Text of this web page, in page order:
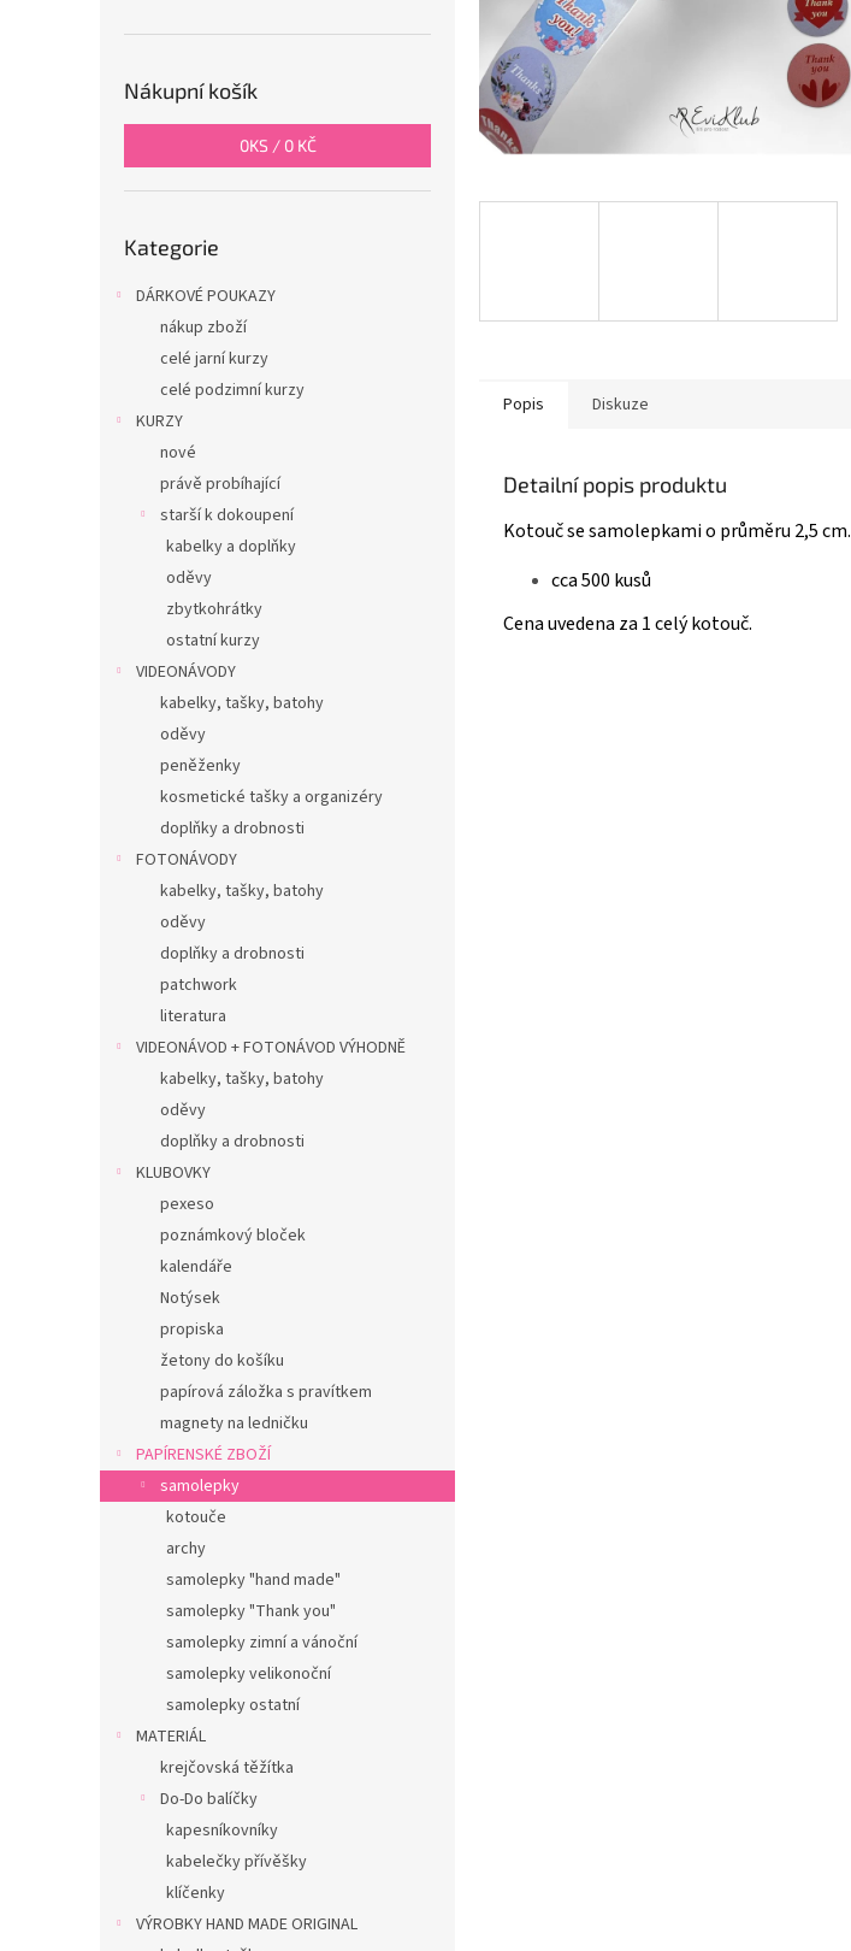
Nákupní košík
0KS / 0 KČ
kategorie
Kategorie
DÁRKOVÉ POUKAZY
nákup zboží
celé jarní kurzy
celé podzimní kurzy
KURZY
nové
právě probíhající
starší k dokoupení
kabelky a doplňky
oděvy
zbytkohrátky
ostatní kurzy
VIDEONÁVODY
kabelky, tašky, batohy
oděvy
peněženky
kosmetické tašky a organizéry
doplňky a drobnosti
FOTONÁVODY
kabelky, tašky, batohy
oděvy
doplňky a drobnosti
patchwork
literatura
VIDEONÁVOD + FOTONÁVOD VÝHODNĚ
kabelky, tašky, batohy
oděvy
doplňky a drobnosti
KLUBOVKY
pexeso
poznámkový bloček
kalendáře
Notýsek
propiska
žetony do košíku
papírová záložka s pravítkem
magnety na ledničku
PAPÍRENSKÉ ZBOŽÍ
samolepky
kotouče
archy
samolepky "hand made"
samolepky "Thank you"
samolepky zimní a vánoční
samolepky velikonoční
samolepky ostatní
MATERIÁL
krejčovská těžítka
Do-Do balíčky
kapesníkovníky
kabelečky přívěšky
klíčenky
VÝROBKY HAND MADE ORIGINAL
Popis Diskuze
Detailní popis produktu
Kotouč se samolepkami o průměru 2,5 cm.
cca 500 kusů
Cena uvedena za 1 celý kotouč.